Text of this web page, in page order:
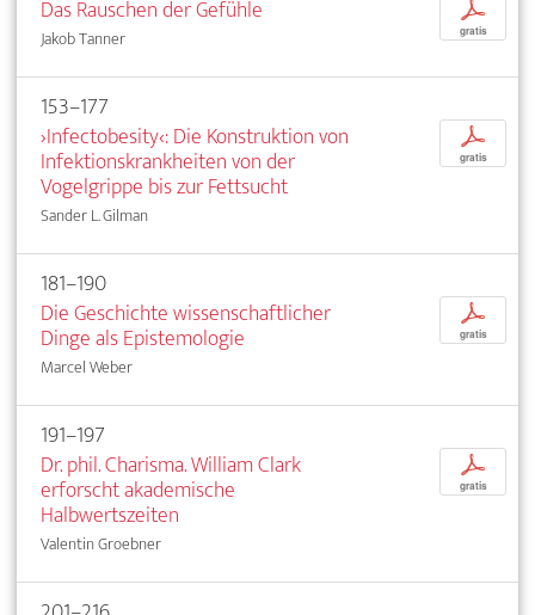
Das Rauschen der Gefühle
Jakob Tanner
p
gratis
153–177
›Infectobesity‹: Die Konstruktion von
Infektionskrankheiten von der
Vogelgrippe bis zur Fettsucht
Sander L. Gilman
p
gratis
181–190
Die Geschichte wissenschaftlicher
Dinge als Epistemologie
Marcel Weber
p
gratis
191–197
Dr. phil. Charisma. William Clark
erforscht akademische
Halbwertszeiten
Valentin Groebner
p
gratis